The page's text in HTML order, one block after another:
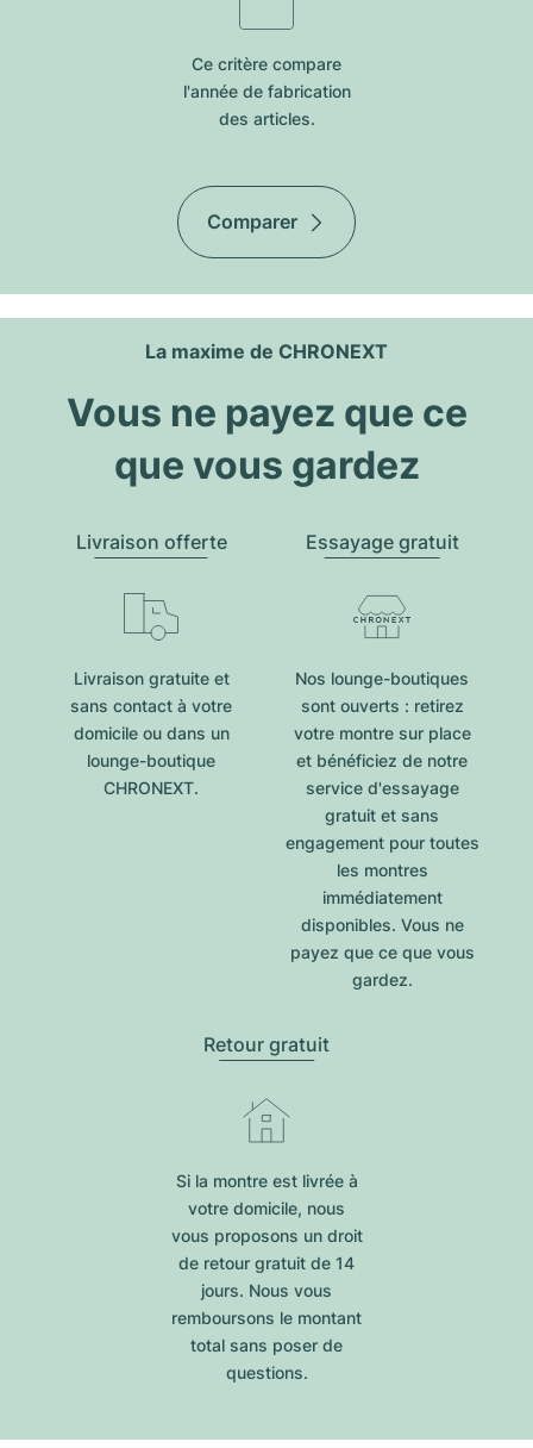
Ce critère compare
l'année de fabrication
des articles.
Comparer
La maxime de CHRONEXT
Vous ne payez que ce
que vous gardez
Livraison offerte
Livraison gratuite et
sans contact à votre
domicile ou dans un
lounge-boutique
CHRONEXT.
Essayage gratuit
Nos lounge-boutiques
sont ouverts : retirez
votre montre sur place
et bénéficiez de notre
service d'essayage
gratuit et sans
engagement pour toutes
les montres
immédiatement
disponibles. Vous ne
payez que ce que vous
gardez.
Retour gratuit
Si la montre est livrée à
votre domicile, nous
vous proposons un droit
de retour gratuit de 14
jours. Nous vous
remboursons le montant
total sans poser de
questions.